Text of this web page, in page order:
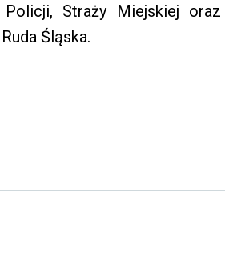
Straży Miejskiej oraz
Śląska.